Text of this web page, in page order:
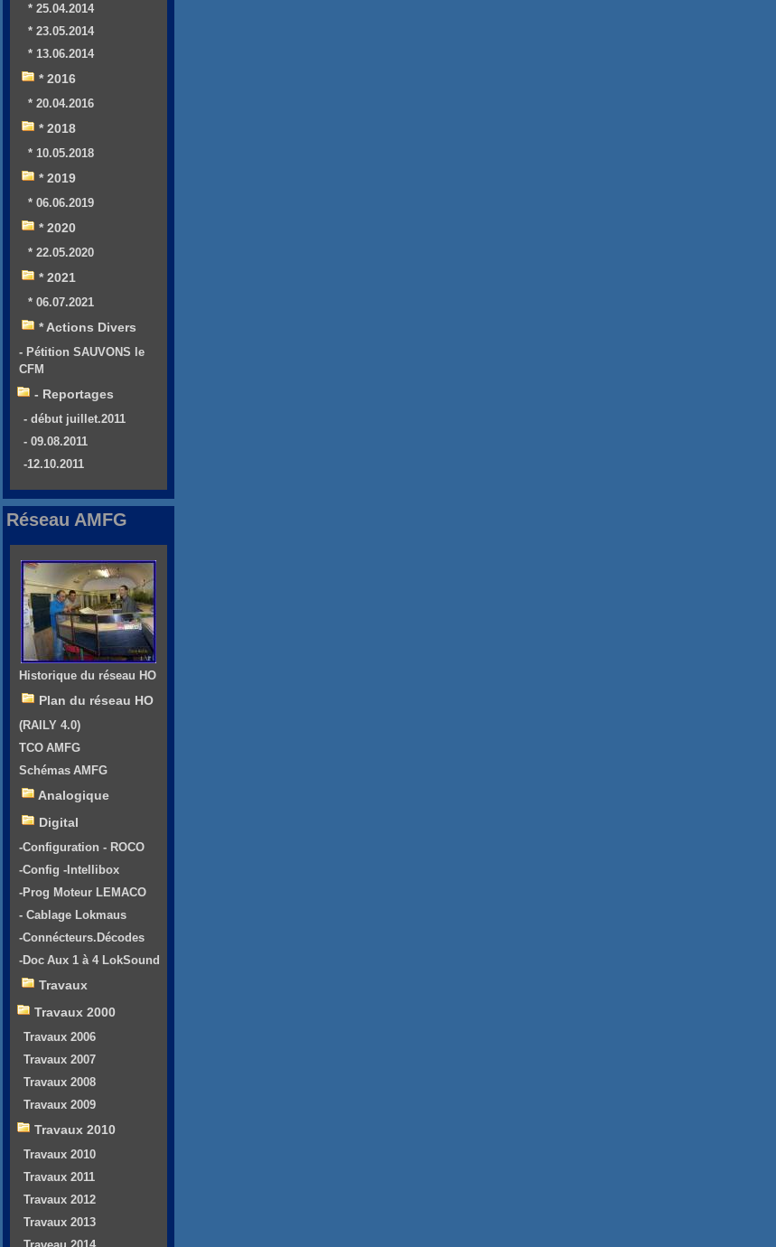
* 25.04.2014
* 23.05.2014
* 13.06.2014
* 2016
* 20.04.2016
* 2018
* 10.05.2018
* 2019
* 06.06.2019
* 2020
* 22.05.2020
* 2021
* 06.07.2021
* Actions Divers
- Pétition SAUVONS le
CFM
- Reportages
- début juillet.2011
- 09.08.2011
-12.10.2011
Réseau AMFG
Historique du réseau HO
Plan du réseau HO
(RAILY 4.0)
TCO AMFG
Schémas AMFG
Analogique
Digital
-Configuration - ROCO
-Config -Intellibox
-Prog Moteur LEMACO
- Cablage Lokmaus
-Connécteurs.Décodes
-Doc Aux 1 à 4 LokSound
Travaux
Travaux 2000
Travaux 2006
Travaux 2007
Travaux 2008
Travaux 2009
Travaux 2010
Travaux 2010
Travaux 2011
Travaux 2012
Travaux 2013